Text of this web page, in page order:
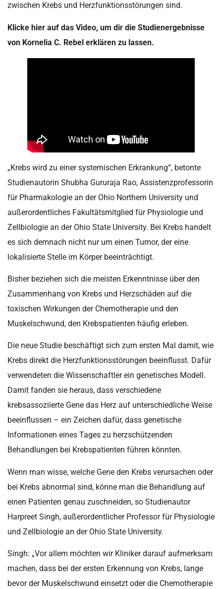
zwischen Krebs und Herzfunktionsstörungen sind.
Klicke hier auf das Video, um dir die Studienergebnisse
von Kornelia C. Rebel erklären zu lassen.
„Krebs wird zu einer systemischen Erkrankung“, betonte
Studienautorin Shubha Gururaja Rao, Assistenzprofessorin
für Pharmakologie an der Ohio Northern University und
außerordentliches Fakultätsmitglied für Physiologie und
Zellbiologie an der Ohio State University. Bei Krebs handelt
es sich demnach nicht nur um einen Tumor, der eine
lokalisierte Stelle im Körper beeinträchtigt.
Bisher beziehen sich die meisten Erkenntnisse über den
Zusammenhang von Krebs und Herzschäden auf die
toxischen Wirkungen der Chemotherapie und den
Muskelschwund, den Krebspatienten häufig erleben.
Die neue Studie beschäftigt sich zum ersten Mal damit, wie
Krebs direkt die Herzfunktionsstörungen beeinflusst. Dafür
verwendeten die Wissenschaftler ein genetisches Modell.
Damit fanden sie heraus, dass verschiedene
krebsassoziierte Gene das Herz auf unterschiedliche Weise
beeinflussen – ein Zeichen dafür, dass genetische
Informationen eines Tages zu herzschützenden
Behandlungen bei Krebspatienten führen könnten.
Wenn man wisse, welche Gene den Krebs verursachen oder
bei Krebs abnormal sind, könne man die Behandlung auf
einen Patienten genau zuschneiden, so Studienautor
Harpreet Singh, außerordentlicher Professor für Physiologie
und Zellbiologie an der Ohio State University.
Singh: „Vor allem möchten wir Kliniker darauf aufmerksam
machen, dass bei der ersten Erkennung von Krebs, lange
bevor der Muskelschwund einsetzt oder die Chemotherapie